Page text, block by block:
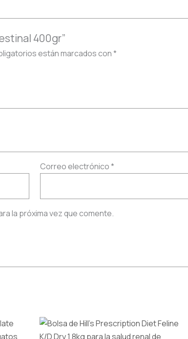
400gr”
están marcados con*
Correo electrónico*
la próxima vez que comente.